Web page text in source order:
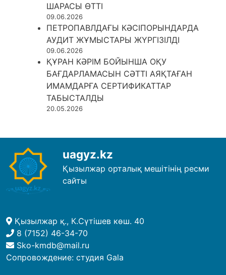
ШАРАСЫ ӨТТІ
09.06.2026
ПЕТРОПАВЛДАҒЫ КӘСІПОРЫНДАРДА
АУДИТ ЖҰМЫСТАРЫ ЖҮРГІЗІЛДІ
09.06.2026
ҚҰРАН КӘРІМ БОЙЫНША ОҚУ
БАҒДАРЛАМАСЫН СӘТТІ АЯҚТАҒАН
ИМАМДАРҒА СЕРТИФИКАТТАР
ТАБЫСТАЛДЫ
20.05.2026
uagyz.kz
Қызылжар орталық мешітінің ресми
сайты
Қызылжар қ., К.Сүтішев көш. 40
8 (7152) 46-34-70
Sko-kmdb@mail.ru
Сопровождение: студия Gala